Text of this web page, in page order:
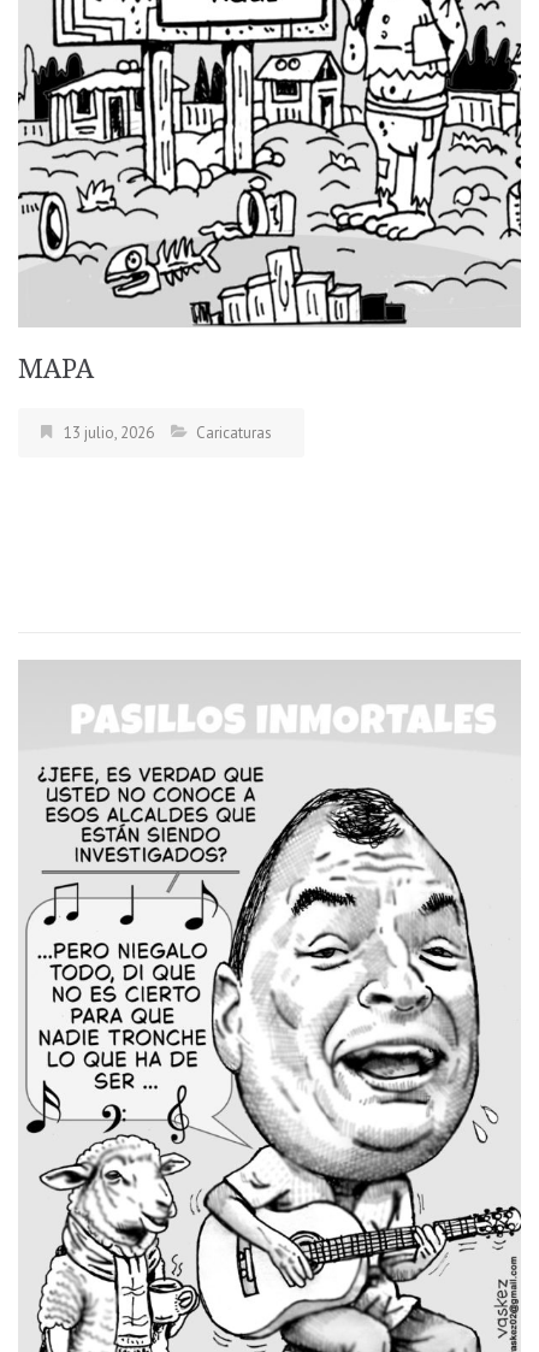
MAPA
13 julio, 2026 Caricaturas